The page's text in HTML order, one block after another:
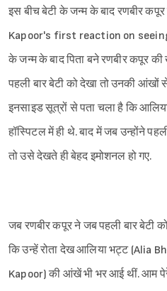
इस बीच बेटी के जन्म के बाद रणबीर
Kapoor's first reaction on
के जन्म के बाद पिता बने रणबीर कपूर की
पहली बार बेटी को देखा तो उनकी
इनसाइड सूत्रों से पता चला है कि
हॉस्पिटल में ही थे. बाद में जब उन्होंने
तो उसे देखते ही बेहद इमोशनल हो गए.
जब रणबीर कपूर ने जब पहली बार बेटी
कि उन्हें रोता देख आलिया भट्ट (Alia
Kapoor) की आंखें भी भर आई थीं. आम